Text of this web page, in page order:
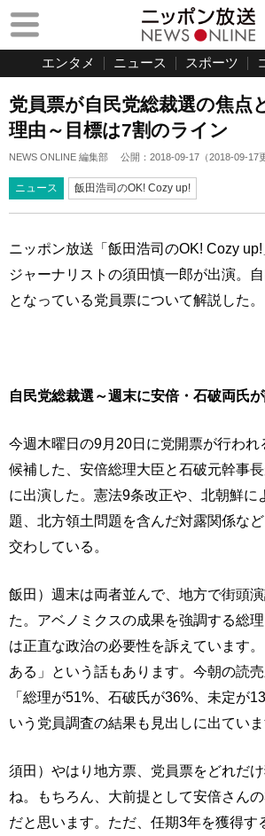
エンタメ ニュース スポーツ
党員票が自民党総裁選の焦点
理由～目標は7割のライン
NEWS ONLINE 編集部 公開： 2018-09-17 （2018-09-17
ニュース 飯田浩司のOK! Cozy up!
ニッポン放送「飯田浩司のOK! Cozy up!
ジャーナリストの須田慎一郎が出演。
となっている党員票について解説した。
自民党総裁選～週末に安倍・石破両氏
今週木曜日の9月20日に党開票が行われ
候補した、安倍総理大臣と石破元幹事
に出演した。憲法9条改正や、北朝鮮に
題、北方領土問題を含んだ対露関係な
交わしている。
飯田）週末は両者並んで、地方で街頭
た。アベノミクスの成果を強調する総
は正直な政治の必要性を訴えています
ある」という話もあります。今朝の読
「総理が51%、石破氏が36%、未定が
いう党員調査の結果も見出しに出ていま
須田）やはり地方票、党員票をどれだ
ね。もちろん、大前提として安倍さん
だと思います。ただ、任期3年を獲得す